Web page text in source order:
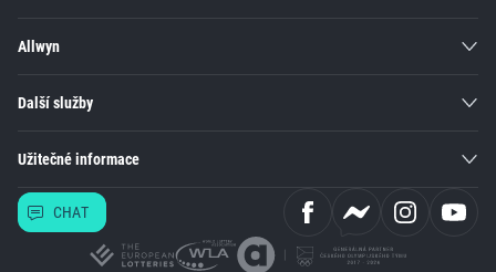
Allwyn
Další služby
Užitečné informace
CHAT